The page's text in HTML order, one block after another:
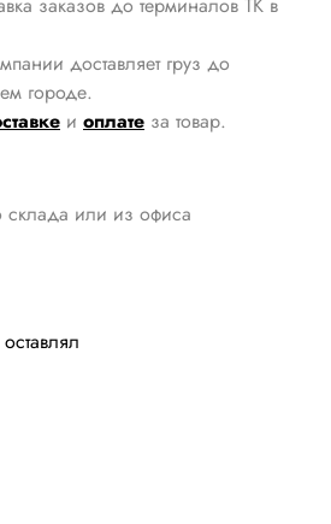
доставляет груз до
городе.
и оплате за товар.
склада или из офиса